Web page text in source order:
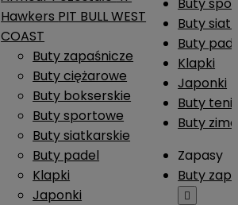
Hawkers PIT BULL WEST
COAST
Buty zapaśnicze
Buty ciężarowe
Buty bokserskie
Buty sportowe
Buty siatkarskie
Buty padel
Klapki
Japonki
Buty
Buty
Klapki
Japonki
Buty
Buty
Zapasy
Buty
